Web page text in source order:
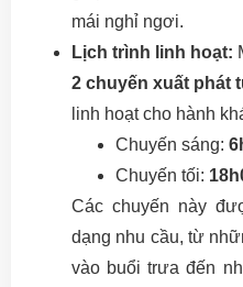
mái nghỉ ngơi.
Lịch trình linh hoạt:
2 chuyến xuất phát
linh hoạt cho hành
Chuyến sáng:
Chuyến tối:
Các chuyến này
dạng nhu cầu, từ
vào buổi trưa đến